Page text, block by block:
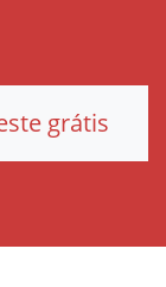
grátis